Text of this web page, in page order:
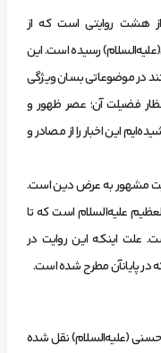
هشت روايتي است كه از
رسيده است. اين
در موضوعاتي بسان ويژگي
فضيلت آن؛ عصر ظهور و
اين اخبار را از مصادر و
مشهور به عرض دين است.
عليه‌السلا‌م است كه تا
اينكه اين روايت در
پايانآن مطرح شده است.
حسني‌ (عليه‌السلام) نقل‌ شده‌